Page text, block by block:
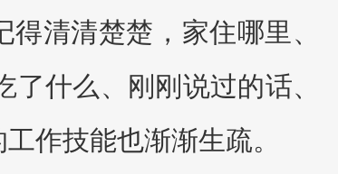
清清楚楚，家住哪里、
什么、刚刚说过的话、
作技能也渐渐生疏。